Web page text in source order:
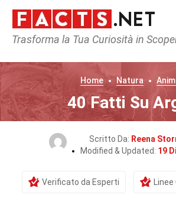
Trasforma la Tua Curiosità in
Home Natura
40 Fatti Su
Scritto Da: Reena
Modified & Updated: 19
Verificato da Esperti